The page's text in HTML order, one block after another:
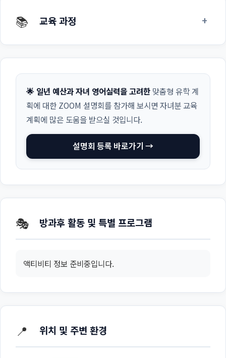
📚 교육 과정 +
🌟 일년 예산과 자녀 영어실력을 고려한 맞춤형 유학 계
획에 대한 ZOOM 설명회를 참가해 보시면 자녀분 교육
계획에 많은 도움을 받으실 것입니다.
설명회 등록 바로가기 →
🎭 방과후 활동 및 특별 프로그램
액티비티 정보 준비중입니다.
📍 위치 및 주변 환경